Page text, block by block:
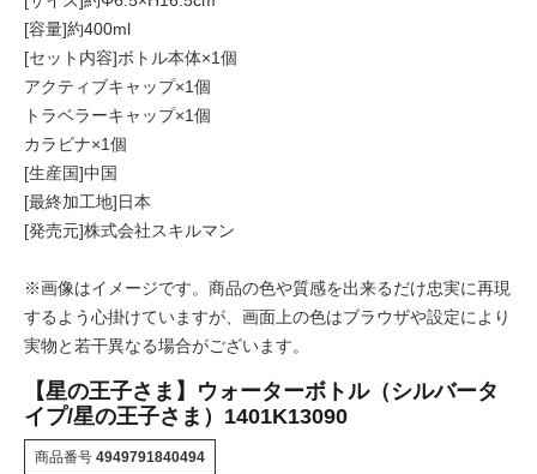
[容量]約400ml
[セット内容]ボトル本体×1個
アクティブキャップ×1個
トラベラーキャップ×1個
カラビナ×1個
[生産国]中国
[最終加工地]日本
[発売元]株式会社スキルマン
※画像はイメージです。商品の色や質感を出来るだけ忠実に再現
するよう心掛けていますが、画面上の色はブラウザや設定により
実物と若干異なる場合がございます。
【星の王子さま】ウォーターボトル（シルバータ
イプ/星の王子さま）1401K13090
商品番号 4949791840494